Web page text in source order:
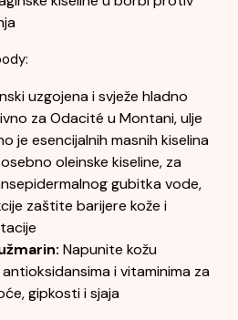
uzgojena i svježe hladno
za Odacité u Montani, ulje
je esencijalnih masnih kiselina
oleinske kiseline, za
gubitka vode,
zaštite barijere kože i
Napunite kožu
i vitaminima za
gipkosti i sjaja